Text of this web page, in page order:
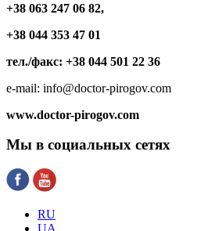
+38 063 247 06 82,
+38 044 353 47 01
тел./факс: +38 044 501 22 36
e-mail: info@doctor-pirogov.com
www.doctor-pirogov.com
Мы в социальных сетях
RU
UA